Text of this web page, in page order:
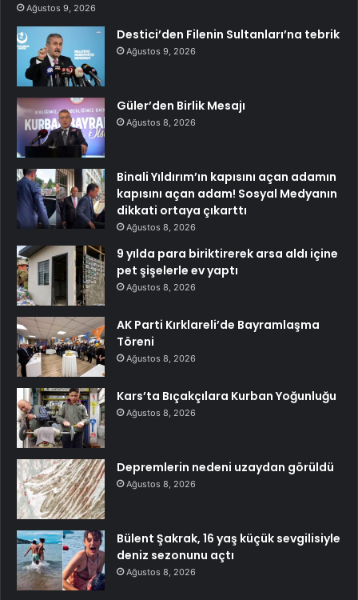
Ağustos 9, 2026
Destici’den Filenin Sultanları’na tebrik
Ağustos 9, 2026
Güler’den Birlik Mesajı
Ağustos 8, 2026
Binali Yıldırım’ın kapısını açan adamın
kapısını açan adam! Sosyal Medyanın
dikkati ortaya çıkarttı
Ağustos 8, 2026
9 yılda para biriktirerek arsa aldı içine
pet şişelerle ev yaptı
Ağustos 8, 2026
AK Parti Kırklareli’de Bayramlaşma
Töreni
Ağustos 8, 2026
Kars’ta Bıçakçılara Kurban Yoğunluğu
Ağustos 8, 2026
Depremlerin nedeni uzaydan görüldü
Ağustos 8, 2026
Bülent Şakrak, 16 yaş küçük sevgilisiyle
deniz sezonunu açtı
Ağustos 8, 2026